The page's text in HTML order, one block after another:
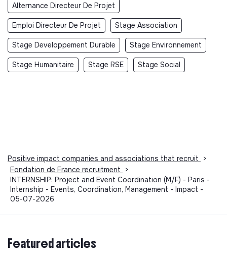
Alternance Directeur De Projet
Emploi Directeur De Projet Stage Association
Stage Developpement Durable Stage Environnement
Stage Humanitaire Stage RSE Stage Social
Positive impact companies and associations that recruit
>
Fondation de France recruitment
>
INTERNSHIP: Project and Event Coordination (M/F) - Paris -
Internship - Events, Coordination, Management - Impact -
05-07-2026
Featured articles